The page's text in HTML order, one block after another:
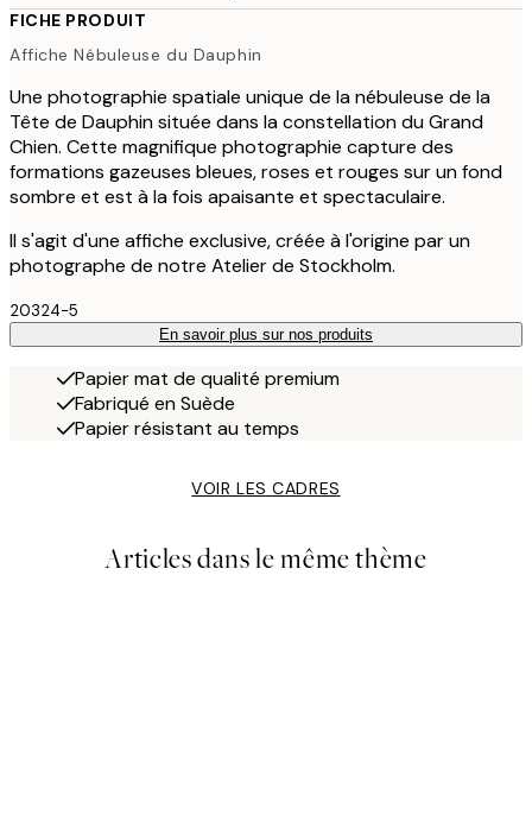
FICHE PRODUIT
Affiche Nébuleuse du Dauphin
Une photographie spatiale unique de la nébuleuse de la
Tête de Dauphin située dans la constellation du Grand
Chien. Cette magnifique photographie capture des
formations gazeuses bleues, roses et rouges sur un fond
sombre et est à la fois apaisante et spectaculaire.
Il s'agit d'une affiche exclusive, créée à l'origine par un
photographe de notre Atelier de Stockholm.
20324-5
En savoir plus sur nos produits
Papier mat de qualité premium
Fabriqué en Suède
Papier résistant au temps
VOIR LES CADRES
Articles dans le même thème